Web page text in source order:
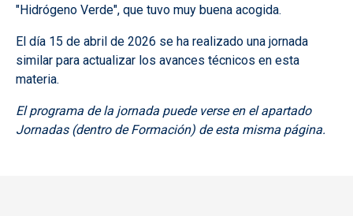
"Hidrógeno Verde", que tuvo muy buena acogida.
El día 15 de abril de 2026 se ha realizado una jornada
similar para actualizar los avances técnicos en esta
materia.
El programa de la jornada puede verse en el apartado
Jornadas (dentro de Formación) de esta misma página.